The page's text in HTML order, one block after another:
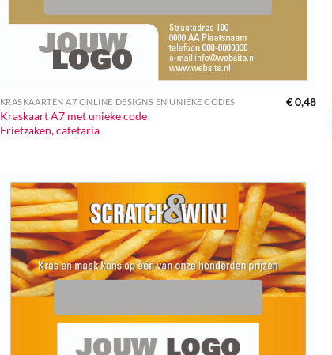
KRASKAARTEN A7 ONLINE DESIGNS EN UNIEKE CODES
Kraskaart A7 met unieke code
Frietzaken, cafetaria
€0,48